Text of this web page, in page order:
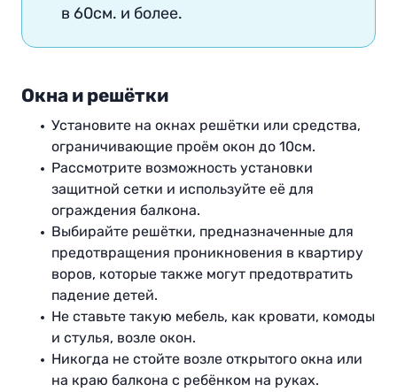
в 60см. и более.
Окна и решётки
Установите на окнах решётки или средства,
ограничивающие проём окон до 10см.
Рассмотрите возможность установки
защитной сетки и используйте её для
ограждения балкона.
Выбирайте решётки, предназначенные для
предотвращения проникновения в квартиру
воров, которые также могут предотвратить
падение детей.
Не ставьте такую мебель, как кровати, комоды
и стулья, возле окон.
Никогда не стойте возле открытого окна или
на краю балкона с ребёнком на руках.